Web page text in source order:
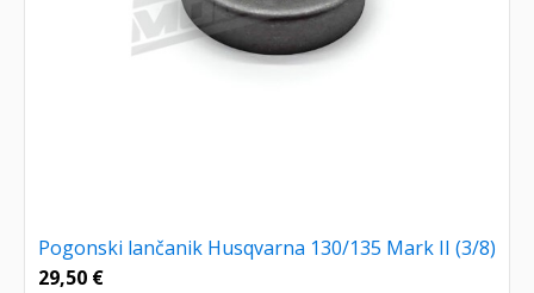
Pogonski lančanik Husqvarna 130/135 Mark II (3/8)
29,50 €